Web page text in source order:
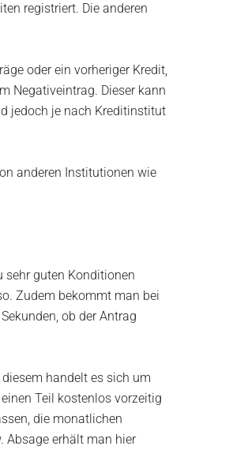
registriert. Die anderen
oder ein vorheriger Kredit,
Negativeintrag. Dieser kann
jedoch je nach Kreditinstitut
anderen Institutionen wie
sehr guten Konditionen
Zudem bekommt man bei
ob der Antrag
handelt es sich um
Teil kostenlos vorzeitig
die monatlichen
Absage erhält man hier